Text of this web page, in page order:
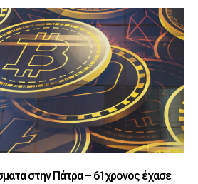
στην Πάτρα – 61χρονος έχασε